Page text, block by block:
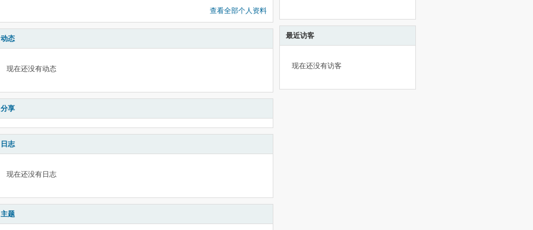
查看全部个人资料
动态
现在还没有动态
分享
日志
现在还没有日志
主题
最近访客
现在还没有访客